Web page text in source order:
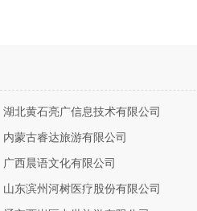
湖北黄石亮广信息技术有限公司
内蒙古睿达旅游有限公司
广西晨语文化有限公司
山东滨州河树医疗股份有限公司